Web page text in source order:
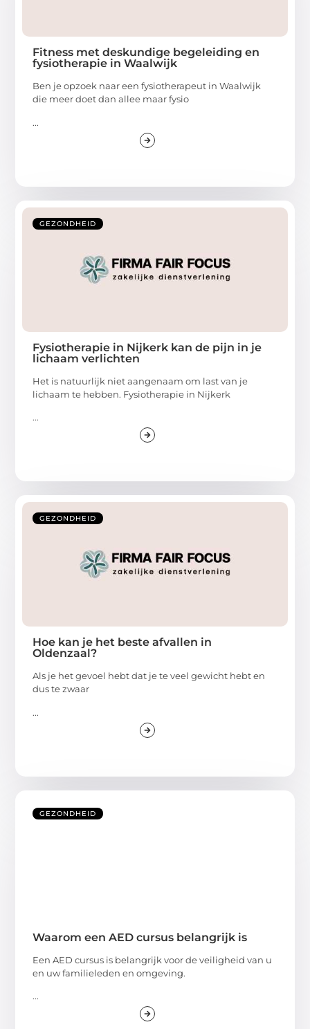
Fitness met deskundige begeleiding en
fysiotherapie in Waalwijk
Ben je opzoek naar een fysiotherapeut in Waalwijk
die meer doet dan allee maar fysio
...
GEZONDHEID
Fysiotherapie in Nijkerk kan de pijn in je
lichaam verlichten
Het is natuurlijk niet aangenaam om last van je
lichaam te hebben. Fysiotherapie in Nijkerk
...
GEZONDHEID
Hoe kan je het beste afvallen in
Oldenzaal?
Als je het gevoel hebt dat je te veel gewicht hebt en
dus te zwaar
...
GEZONDHEID
Waarom een AED cursus belangrijk is
Een AED cursus is belangrijk voor de veiligheid van u
en uw familieleden en omgeving.
...